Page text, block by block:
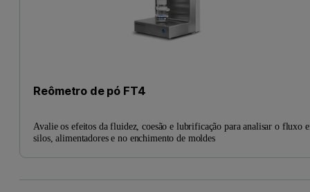
Reômetro de pó FT4
Avalie os efeitos da fluidez, coesão e lubrificação para analisar o fluxo
silos, alimentadores e no enchimento de moldes